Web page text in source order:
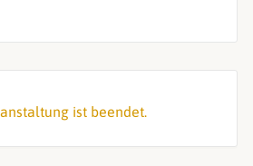
ist beendet.